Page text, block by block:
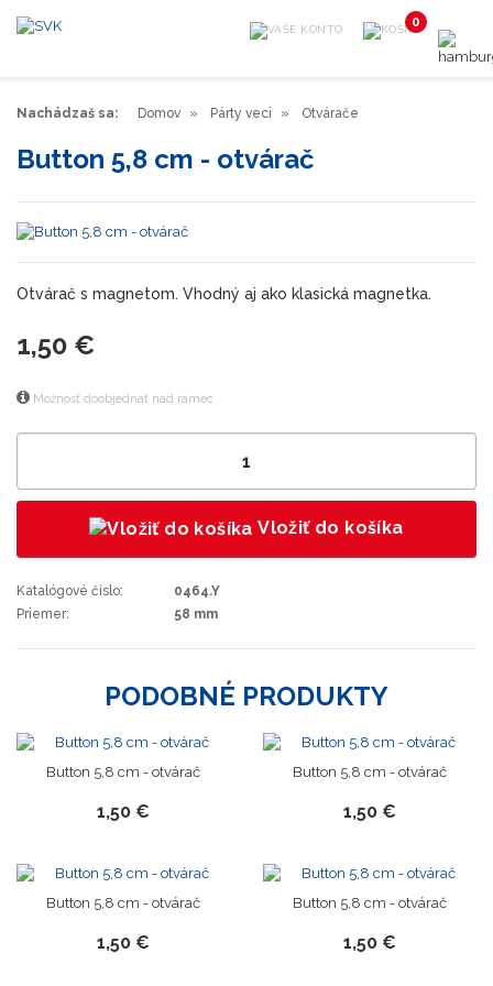
Nachádzaš sa: Domov Párty veci Otvárače
Button 5,8 cm - otvárač
Otvárač s magnetom. Vhodný aj ako klasická magnetka.
1,50 €
Možnosť doobjednať nad rámec
Vložiť do košíka
Katalógové číslo:
0464.Y
Priemer:
58 mm
PODOBNÉ PRODUKTY
Button 5,8 cm - otvárač
1,50 €
Button 5,8 cm - otvárač
1,50 €
Button 5,8 cm - otvárač
1,50 €
Button 5,8 cm - otvárač
1,50 €
0